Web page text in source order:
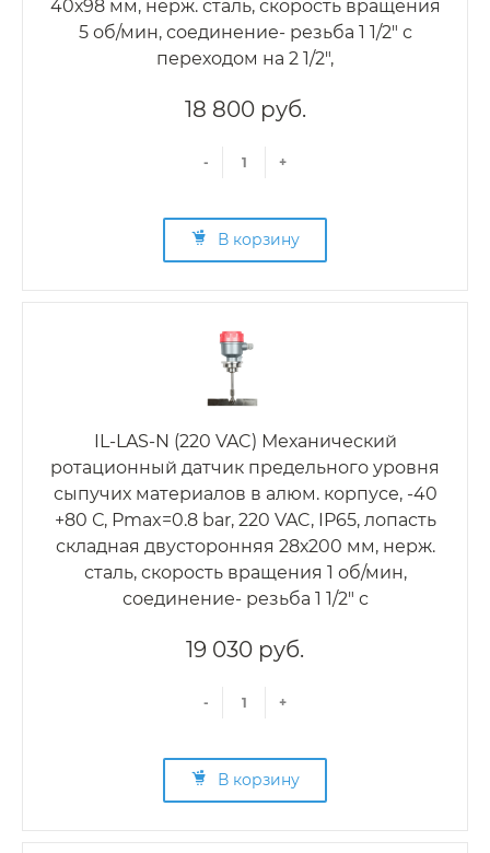
40х98 мм, нерж. сталь, скорость вращения
5 об/мин, соединение- резьба 1 1/2" с
переходом на 2 1/2",
18 800 руб.
- +
В корзину
IL-LAS-N (220 VAC) Механический
ротационный датчик предельного уровня
сыпучих материалов в алюм. корпусе, -40
+80 С, Рmax=0.8 bar, 220 VAC, IP65, лопасть
складная двусторонняя 28х200 мм, нерж.
сталь, скорость вращения 1 об/мин,
соединение- резьба 1 1/2" с
19 030 руб.
- +
В корзину